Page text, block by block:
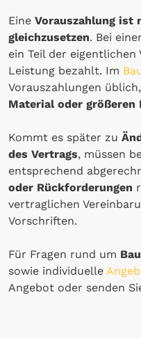
Eine Vorauszahlung ist
gleichzusetzen. Bei
ein Teil der
Leistung bezahlt. Im
Vorauszahlungen
Material oder größeren
Kommt es später zu
des Vertrags, müssen
entsprechend
oder Rückforderungen
vertraglichen
Vorschriften.
Für Fragen rund um
sowie individuelle
Angebot oder senden